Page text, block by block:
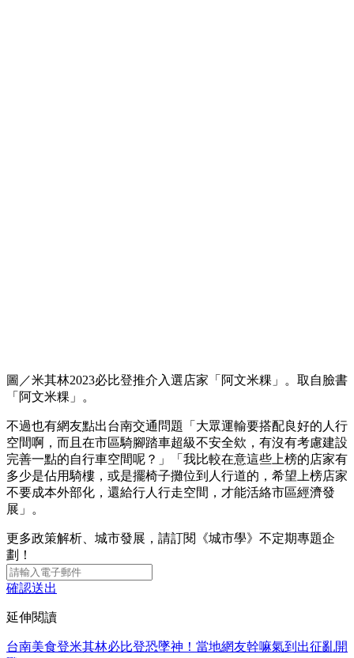
圖／米其林2023必比登推介入選店家「阿文米粿」。取自臉書
「阿文米粿」。
不過也有網友點出台南交通問題「大眾運輸要搭配良好的人行
空間啊，而且在市區騎腳踏車超級不安全欸，有沒有考慮建設
完善一點的自行車空間呢？」「我比較在意這些上榜的店家有
多少是佔用騎樓，或是擺椅子攤位到人行道的，希望上榜店家
不要成本外部化，還給行人行走空間，才能活絡市區經濟發
展」。
更多政策解析、城市發展，請訂閱《城市學》不定期專題企
劃！
確認送出
延伸閱讀
台南美食登米其林必比登恐墜神！當地網友幹嘛氣到出征亂開